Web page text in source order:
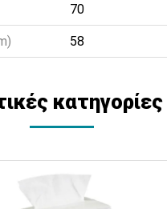
70
58
κατηγορίες